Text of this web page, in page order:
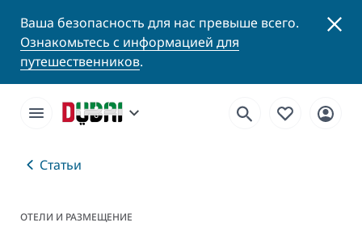
Ваша безопасность для нас превыше всего.
Ознакомьтесь с информацией для
путешественников.
Статьи
ОТЕЛИ И РАЗМЕЩЕНИЕ